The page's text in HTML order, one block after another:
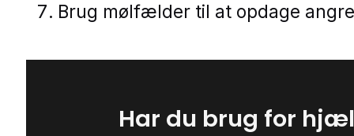
Brug mølfælder til at opdage
Har du brug for